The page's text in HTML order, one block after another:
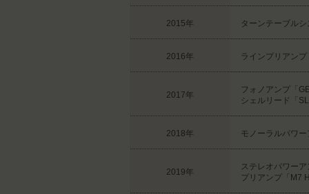
2015年 ターンテーブル
2016年 ラインプリアン
2017年
フォノアンプ「
シェルリード「
2018年 モノーラルパワ
2019年
ステレオパワー
プリアンプ「M7